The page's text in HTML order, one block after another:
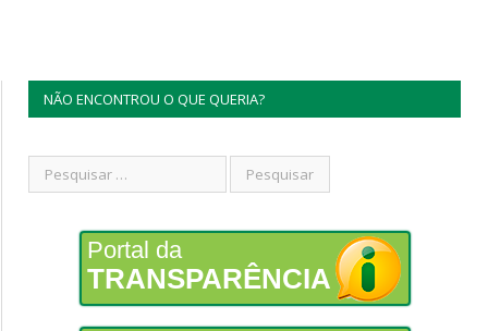
NÃO ENCONTROU O QUE QUERIA?
Portal da
TRANSPARÊNCIA